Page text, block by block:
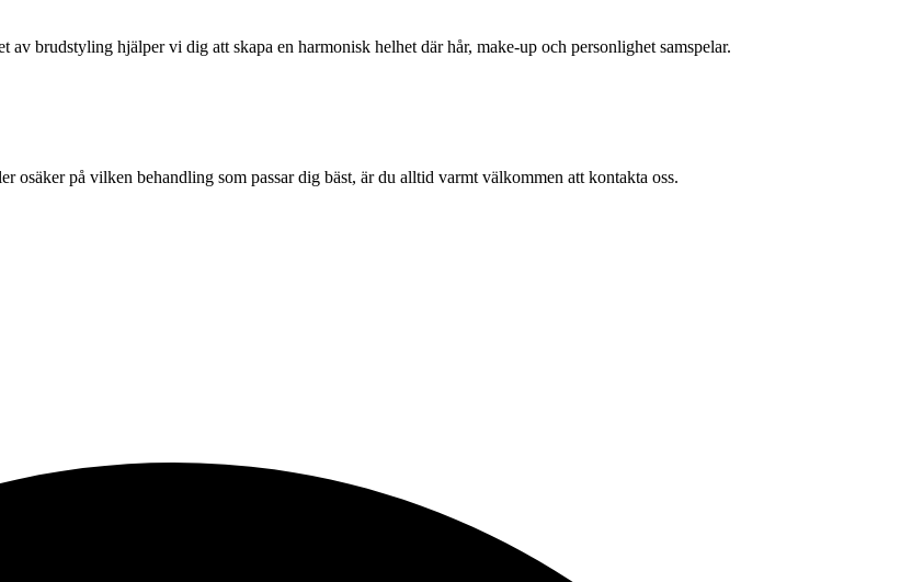
brudstyling hjälper vi dig att skapa en harmonisk helhet där hår, make-up och personlighet samspelar.
på vilken behandling som passar dig bäst, är du alltid varmt välkommen att kontakta oss.